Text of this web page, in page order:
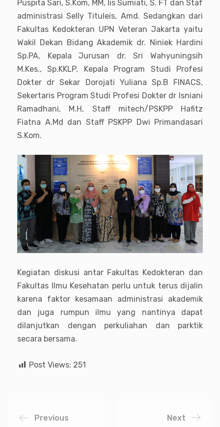
Puspita Sari, S.Kom, MM, Iis Sumiati, S. FT dan Staf
administrasi Selly Tituleis, Amd. Sedangkan dari
Fakultas Kedokteran UPN Veteran Jakarta yaitu
Wakil Dekan Bidang Akademik dr. Niniek Hardini
Sp.PA, Kepala Jurusan dr. Sri Wahyuningsih
M.Kes., Sp.KKLP, Kepala Program Studi Profesi
Dokter dr Sekar Dorojati Yuliana Sp.B FINACS,
Sekertaris Program Studi Profesi Dokter dr Isniani
Ramadhani, M.H, Staff mitech/PSKPP Hafitz
Fiatna A.Md dan Staff PSKPP Dwi Primandasari
S.Kom.
Kegiatan diskusi antar Fakultas Kedokteran dan
Fakultas Ilmu Kesehatan perlu untuk terus dijalin
karena faktor kesamaan administrasi akademik
dan juga rumpun ilmu yang nantinya dapat
dilanjutkan dengan perkuliahan dan parktik
secara bersama.
Post Views: 251
Previous Next